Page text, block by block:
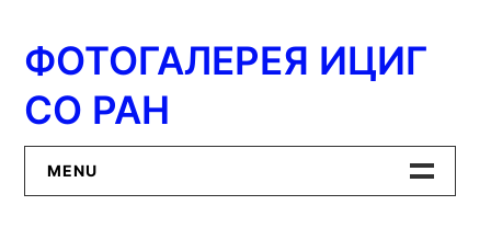
содержимому
ФОТОГАЛЕРЕЯ ИЦИГ
СО РАН
MENU